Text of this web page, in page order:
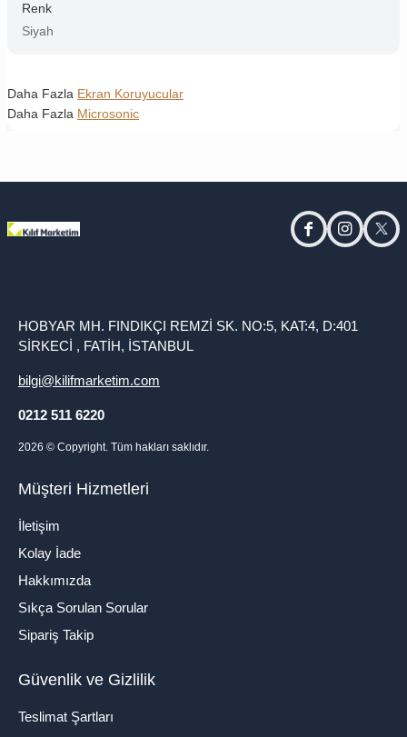
Renk
Siyah
Daha Fazla Ekran Koruyucular
Daha Fazla Microsonic
facebookinstagram
HOBYAR MH. FINDIKÇI REMZİ SK. NO:5, KAT:4, D:401
SİRKECİ , FATİH, İSTANBUL
bilgi@kilifmarketim.com
0212 511 6220
2026 © Copyright. Tüm hakları saklıdır.
Müşteri Hizmetleri
İletişim
Kolay İade
Hakkımızda
Sıkça Sorulan Sorular
Sipariş Takip
Güvenlik ve Gizlilik
Teslimat Şartları